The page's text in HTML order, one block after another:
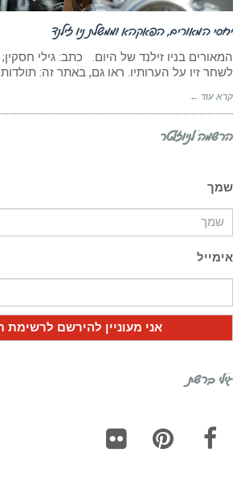
יחסי המאורים, הפאקהא וממשלת ניו זילנד
לשחר זיו על הערותיו. ראו גם, באתר זה: תולדות
קרא עוד ←
הרשמה לניוזלטר
שמך
אימייל
גילי ברשת